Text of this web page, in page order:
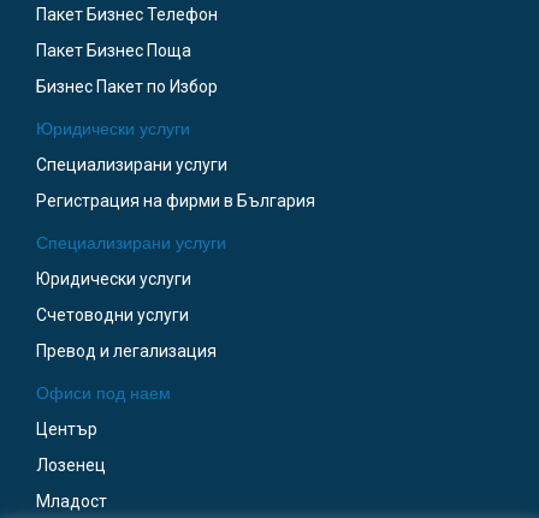
Пакет Бизнес Телефон
Пакет Бизнес Поща
Бизнес Пакет по Избор
Юридически услуги
Специализирани услуги
Регистрация на фирми в България
Специализирани услуги
Юридически услуги
Счетоводни услуги
Превод и легализация
Офиси под наем
Център
Лозенец
Младост